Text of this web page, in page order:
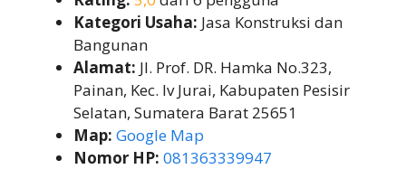
Kategori Usaha: Jasa Konstruksi dan
Bangunan
Alamat: Jl. Prof. DR. Hamka No.323,
Painan, Kec. Iv Jurai, Kabupaten Pesisir
Selatan, Sumatera Barat 25651
Map: Google Map
Nomor HP: 081363339947